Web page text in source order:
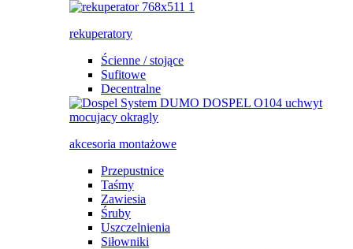
rekuperatory
Ścienne / stojące
Sufitowe
Decentralne
akcesoria montażowe
Przepustnice
Taśmy
Zawiesia
Śruby
Uszczelnienia
Siłowniki